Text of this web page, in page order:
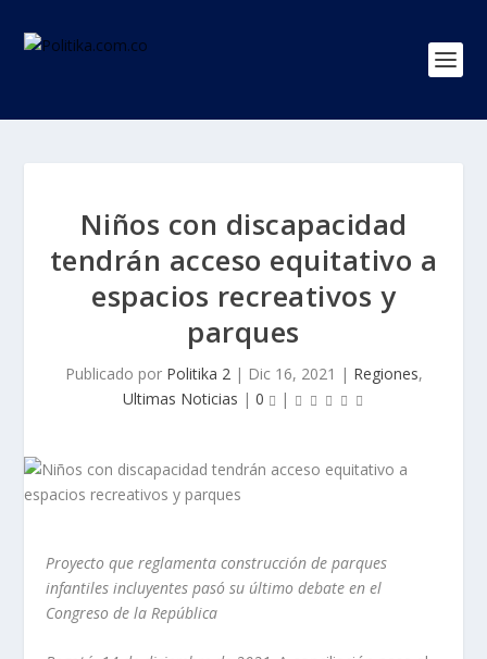
Niños con discapacidad
tendrán acceso equitativo a
espacios recreativos y
parques
Publicado por Politika 2| Dic 16, 2021 | Regiones,
Ultimas Noticias | 0 |
Proyecto que reglamenta construcción de parques
infantiles incluyentes pasó su último debate en el
Congreso de la República